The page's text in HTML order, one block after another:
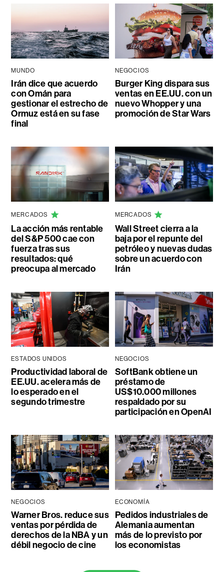
MUNDO
Irán dice que acuerdo
con Omán para
gestionar el estrecho de
Ormuz está en su fase
final
NEGOCIOS
Burger King dispara sus
ventas en EE.UU. con un
nuevo Whopper y una
promoción de Star Wars
MERCADOS
La acción más rentable
del S&P 500 cae con
fuerza tras sus
resultados: qué
preocupa al mercado
MERCADOS
Wall Street cierra a la
baja por el repunte del
petróleo y nuevas dudas
sobre un acuerdo con
Irán
ESTADOS UNIDOS
Productividad laboral de
EE.UU. acelera más de
lo esperado en el
segundo trimestre
NEGOCIOS
SoftBank obtiene un
préstamo de
US$10.000 millones
respaldado por su
participación en OpenAI
NEGOCIOS
Warner Bros. reduce sus
ventas por pérdida de
derechos de la NBA y un
débil negocio de cine
ECONOMÍA
Pedidos industriales de
Alemania aumentan
más de lo previsto por
los economistas